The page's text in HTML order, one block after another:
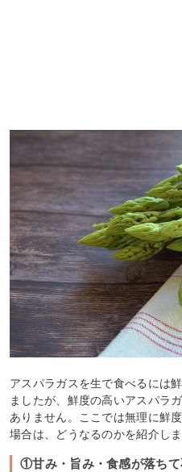
アスパラガスを生で食べるには
ましたが、鮮度の高いアスパラ
ありません。ここでは無理に鮮
場合は、どうなるのかを紹介しま
①甘み・旨み・食感が落ち